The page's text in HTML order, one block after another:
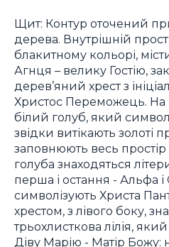
Щит: Контур оточений
дерева. Внутрішній
блакитному кольорі,
Агнця – велику Гостію,
дерев’яний хрест з
Христос Переможець. На
білий голуб, який
звідки витікають золоті
заповнюють весь
голуба знаходяться
перша і остання - Альфа і
символізують Христа
хрестом, з лівого боку,
трьохлисткова лілія,
Діву Марію - Матір Божу: